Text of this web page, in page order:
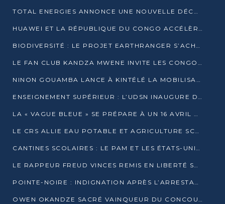
TOTAL ENERGIES ANNONCE UNE NOUVELLE DÉCOUVERTE D’HYDROCARBURES SUR LE PERMIS MOHO AU LARGE DU CONGO
HUAWEI ET LA RÉPUBLIQUE DU CONGO ACCÉLÈRENT LEUR PARTENARIAT
BIODIVERSITÉ : LE PROJET EARTHRANGER S’ACHÈVE, MAIS LES DÉFIS DEMEURENT
LE FAN CLUB KANDZA MWENE INVITE LES CONGOLAIS À UNE FORTE AFFLUENCE AU STADE DE KINTÉLÉ
NINON GOUAMBA LANCE À KINTÉLÉ LA MOBILISATION POUR L’INVESTITURE DR DSN
ENSEIGNEMENT SUPÉRIEUR : L’UDSN INAUGURE DES LABORATOIRES POUR BOOSTER LA FORMATION PRATIQUE
LA « VAGUE BLEUE » SE PRÉPARE À UN 16 AVRIL HISTORIQUE
LE CRS ALLIE EAU POTABLE ET AGRICULTURE SCOLAIRE AU CŒUR DE LA TRANSFORMATION DES ÉCOLES RURALES
CANTINES SCOLAIRES : LE PAM ET LES ÉTATS-UNIS AU CONTACT DES ÉCOLIERS DE KINKALA
LE RAPPEUR FREUD VINCES REMIS EN LIBERTÉ SOUS PRESSION MÉDIATIQUE
POINTE-NOIRE : INDIGNATION APRÈS L’ARRESTATION DU RAPPEUR FREUD VINCES
OWEN OKANDZE SACRÉ VAINQUEUR DU CONCOURS SLAM POUR LA VIE